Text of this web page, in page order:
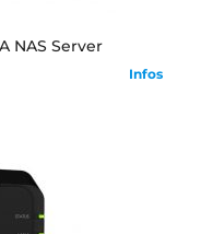
NAS Server
Infos